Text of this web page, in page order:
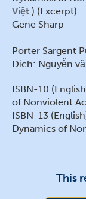
Việt ) (Excerpt)
Gene Sharp
Porter Sargent
Dịch: Nguyễn
ISBN-10
of Nonviolent
ISBN-13
Dynamics of
This